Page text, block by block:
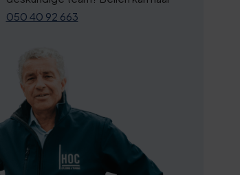
050 40 92 663